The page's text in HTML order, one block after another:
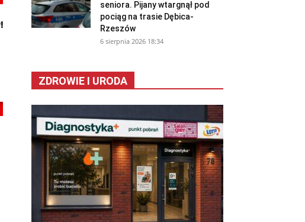
seniora. Pijany wtargnął pod
pociąg na trasie Dębica-
Rzeszów
6 sierpnia 2026 18:34
ZDROWIE I URODA